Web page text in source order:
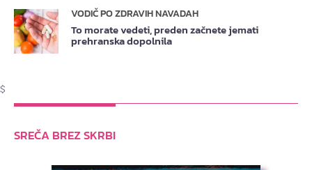
VODIČ PO ZDRAVIH NAVADAH
To morate vedeti, preden začnete jemati
prehranska dopolnila
$
SREČA BREZ SKRBI